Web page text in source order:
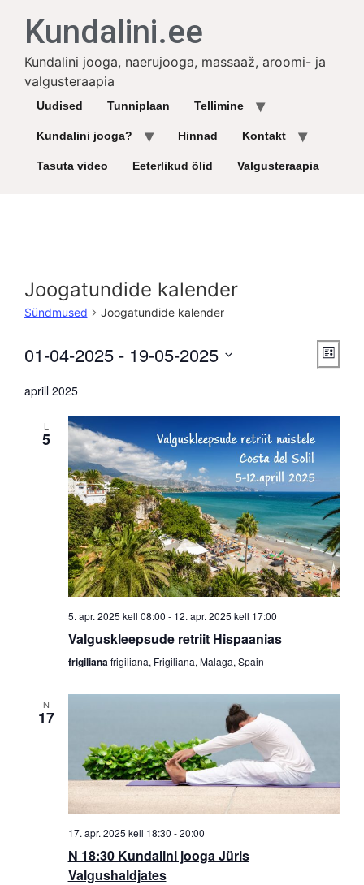
Kundalini.ee
Kundalini jooga, naerujooga, massaaž, aroomi- ja
valgusteraapia
Uudised Tunniplaan Tellimine
Kundalini jooga? Hinnad Kontakt
Tasuta video Eeterlikud õlid Valgusteraapia
Joogatundide kalender
Sündmused Joogatundide kalender
List
01-04-2025 - 19-05-2025
date.
aprill 2025
L
5
5. apr. 2025 kell 08:00 - 12. apr. 2025 kell 17:00
Valguskleepsude retriit Hispaanias
frigilianafrigiliana, Frigiliana, Malaga, Spain
N
17
17. apr. 2025 kell 18:30 -20:00
N 18:30 Kundalini jooga Jüris
Valgushaldjates